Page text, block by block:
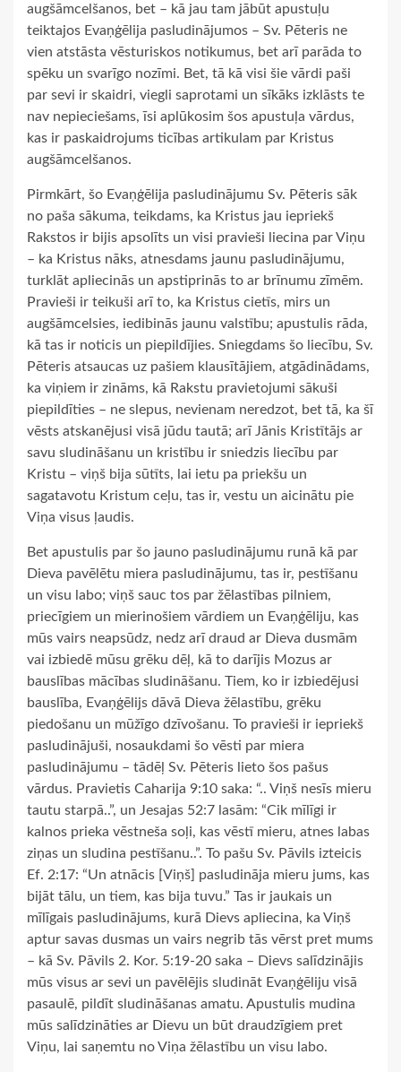
augšāmcelšanos, bet – kā jau tam jābūt apustuļu
teiktajos Evaņģēlija pasludinājumos – Sv. Pēteris ne
vien atstāsta vēsturiskos notikumus, bet arī parāda to
spēku un svarīgo nozīmi. Bet, tā kā visi šie vārdi paši
par sevi ir skaidri, viegli saprotami un sīkāks izklāsts te
nav nepieciešams, īsi aplūkosim šos apustuļa vārdus,
kas ir paskaidrojums ticības artikulam par Kristus
augšāmcelšanos.
Pirmkārt, šo Evaņģēlija pasludinājumu Sv. Pēteris sāk
no paša sākuma, teikdams, ka Kristus jau iepriekš
Rakstos ir bijis apsolīts un visi pravieši liecina par Viņu
– ka Kristus nāks, atnesdams jaunu pasludinājumu,
turklāt apliecinās un apstiprinās to ar brīnumu zīmēm.
Pravieši ir teikuši arī to, ka Kristus cietīs, mirs un
augšāmcelsies, iedibinās jaunu valstību; apustulis rāda,
kā tas ir noticis un piepildījies. Sniegdams šo liecību, Sv.
Pēteris atsaucas uz pašiem klausītājiem, atgādinādams,
ka viņiem ir zināms, kā Rakstu pravietojumi sākuši
piepildīties – ne slepus, nevienam neredzot, bet tā, ka šī
vēsts atskanējusi visā jūdu tautā; arī Jānis Kristītājs ar
savu sludināšanu un kristību ir sniedzis liecību par
Kristu – viņš bija sūtīts, lai ietu pa priekšu un
sagatavotu Kristum ceļu, tas ir, vestu un aicinātu pie
Viņa visus ļaudis.
Bet apustulis par šo jauno pasludinājumu runā kā par
Dieva pavēlētu miera pasludinājumu, tas ir, pestīšanu
un visu labo; viņš sauc tos par žēlastības pilniem,
priecīgiem un mierinošiem vārdiem un Evaņģēliju, kas
mūs vairs neapsūdz, nedz arī draud ar Dieva dusmām
vai izbiedē mūsu grēku dēļ, kā to darījis Mozus ar
bauslības mācības sludināšanu. Tiem, ko ir izbiedējusi
bauslība, Evaņģēlijs dāvā Dieva žēlastību, grēku
piedošanu un mūžīgo dzīvošanu. To pravieši ir iepriekš
pasludinājuši, nosaukdami šo vēsti par miera
pasludinājumu – tādēļ Sv. Pēteris lieto šos pašus
vārdus. Pravietis Caharija 9:10 saka: “.. Viņš nesīs mieru
tautu starpā..”, un Jesajas 52:7 lasām: “Cik mīlīgi ir
kalnos prieka vēstneša soļi, kas vēstī mieru, atnes labas
ziņas un sludina pestīšanu..”. To pašu Sv. Pāvils izteicis
Ef. 2:17: “Un atnācis [Viņš] pasludināja mieru jums, kas
bijāt tālu, un tiem, kas bija tuvu.” Tas ir jaukais un
mīlīgais pasludinājums, kurā Dievs apliecina, ka Viņš
aptur savas dusmas un vairs negrib tās vērst pret mums
– kā Sv. Pāvils 2. Kor. 5:19‑20 saka – Dievs salīdzinājis
mūs visus ar sevi un pavēlējis sludināt Evaņģēliju visā
pasaulē, pildīt sludināšanas amatu. Apustulis mudina
mūs salīdzināties ar Dievu un būt draudzīgiem pret
Viņu, lai saņemtu no Viņa žēlastību un visu labo.